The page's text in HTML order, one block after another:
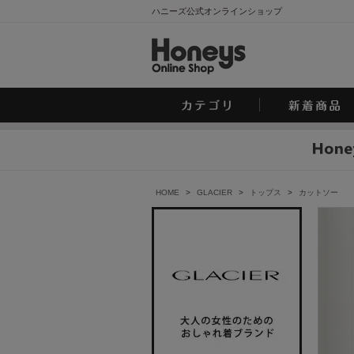
ハニーズ公式オンラインショップ
HOME > GLACIER > トップス > カットソー